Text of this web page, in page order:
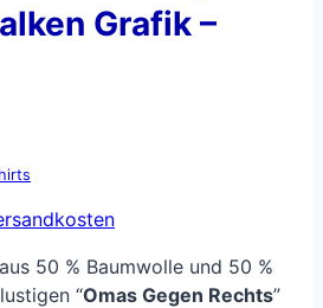
Grafik –
50 % Baumwolle und 50 %
“Omas Gegen Rechts”